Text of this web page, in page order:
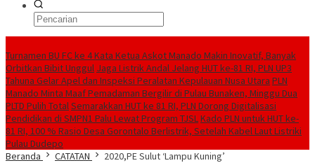
Turnamen BU FC ke 4 Kata Ketua Askot Manado Makin Inovatif, Banyak
Orbitkan Bibit Unggul Jaga Listrik Andal Jelang HUT ke-81 RI, PLN UP3
Tahuna Gelar Apel dan Inspeksi Peralatan Kepulauan Nusa Utara PLN
Manado Minta Maaf Pemadaman Bergilir di Pulau Bunaken, Minggu Dua
PLTD Pulih TotalSemarakkan HUT ke 81 RI, PLN Dorong Digitalisasi
Pendidikan di SMPN1 Palu Lewat Program TJSLKado PLN untuk HUT ke-
81 RI, 100 % Rasio Desa Gorontalo Berlistrik, Setelah Kabel Laut Listriki
Pulau Dudepo
Beranda
CATATAN 2020,PE Sulut ‘Lampu Kuning’